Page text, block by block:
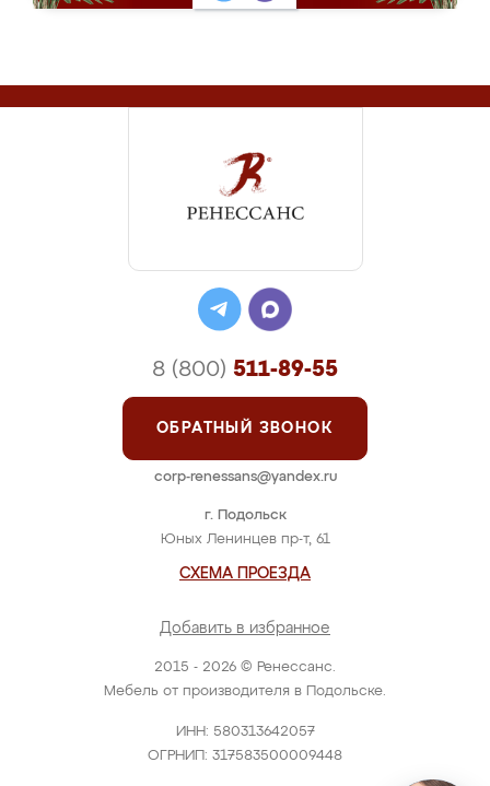
2015 - 2026 © Ренессанс.
Мебель от производителя в Подольске.
ИНН: 580313642057
ОГРНИП: 317583500009448
г. Подольск
Юных Ленинцев пр-т, 61
СХЕМА ПРОЕЗДА
Добавить в избранное
8 (800) 511-89-55
ОБРАТНЫЙ ЗВОНОК
corp-renessans@yandex.ru